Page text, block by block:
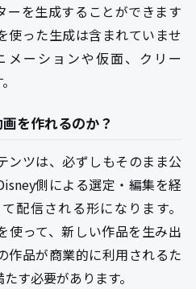
ーを生成することができます
使った生成は含まれていませ
メーションや仮面、クリー
を作れるのか？
ンツは、必ずしもそのまま公
側による選定・編集を経
配信される形になります。
使って、新しい作品を生み出
作品が商業的に利用されるた
す必要があります。